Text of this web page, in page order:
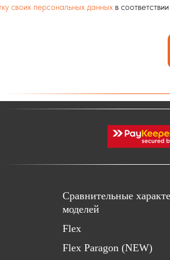
своих персональных данных в соответствии
Сравнительные
моделей
Flex
Flex Paragon (NEW)